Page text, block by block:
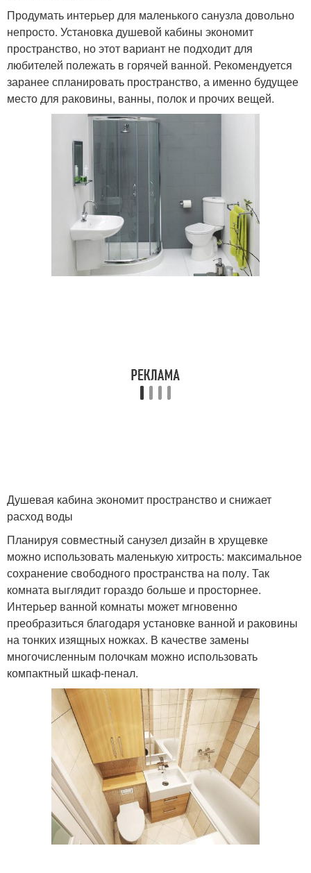
Продумать интерьер для маленького санузла довольно
непросто. Установка душевой кабины экономит
пространство, но этот вариант не подходит для
любителей полежать в горячей ванной. Рекомендуется
заранее спланировать пространство, а именно будущее
место для раковины, ванны, полок и прочих вещей.
Душевая кабина экономит пространство и снижает
расход воды
Планируя совместный санузел дизайн в хрущевке
можно использовать маленькую хитрость: максимальное
сохранение свободного пространства на полу. Так
комната выглядит гораздо больше и просторнее.
Интерьер ванной комнаты может мгновенно
преобразиться благодаря установке ванной и раковины
на тонких изящных ножках. В качестве замены
многочисленным полочкам можно использовать
компактный шкаф-пенал.